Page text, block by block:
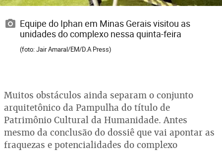
Equipe do Iphan em Minas Gerais visitou as
unidades do complexo nessa quinta-feira
(foto: Jair Amaral/EM/D.A Press)
Muitos obstáculos ainda separam o conjunto
arquitetônico da Pampulha do título de
Patrimônio Cultural da Humanidade. Antes
mesmo da conclusão do dossiê que vai apontar as
fraquezas e potencialidades do complexo